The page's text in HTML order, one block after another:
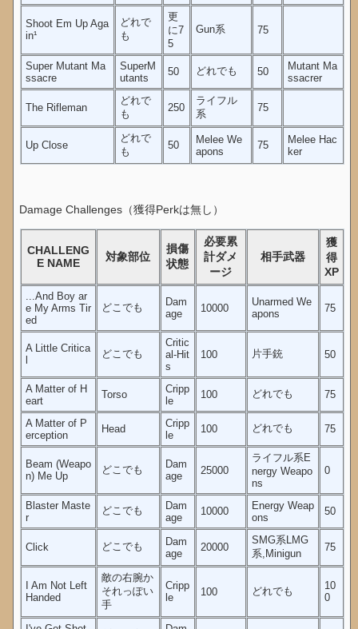
Shoot Em Up Aga
in¹
どれで
も
更
に7
5
Gun系 75
Super Mutant Ma
ssacre
SuperM
utants
50 どれでも 50
Mutant Ma
ssacrer
The Rifleman
どれで
も
250
ライフル
系
75
Up Close
どれで
も
50
Melee We
apons
75
Melee Hac
ker
Damage Challenges（獲得Perkは無し）
CHALLENG
E NAME
対象部位
損傷
状態
必要累
計ダメ
ージ
相手武器
獲
得
XP
...And Boy ar
e My Arms Tir
ed
どこでも
Dam
age
10000
Unarmed We
apons
75
A Little Critica
l
どこでも
Critic
al-Hit
s
100 片手銃 50
A Matter of H
eart
Torso
Cripp
le
100 どれでも 75
A Matter of P
erception
Head
Cripp
le
100 どれでも 75
Beam (Weapo
n) Me Up
どこでも
Dam
age
25000
ライフル系E
nergy Weapo
ns
0
Blaster Maste
r
どこでも
Dam
age
10000
Energy Weap
ons
50
Click どこでも
Dam
age
20000
SMG系LMG
系,Minigun
75
I Am Not Left
Handed
敵の右腕か
それっぽい
手
Cripp
le
100 どれでも
10
0